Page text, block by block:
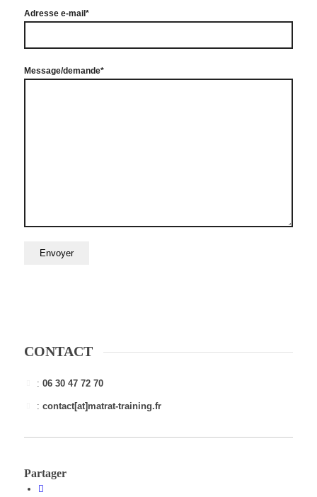
Adresse e-mail*
Message/demande*
CONTACT
:06 30 47 72 70
:contact[at]matrat-training.fr
Partager